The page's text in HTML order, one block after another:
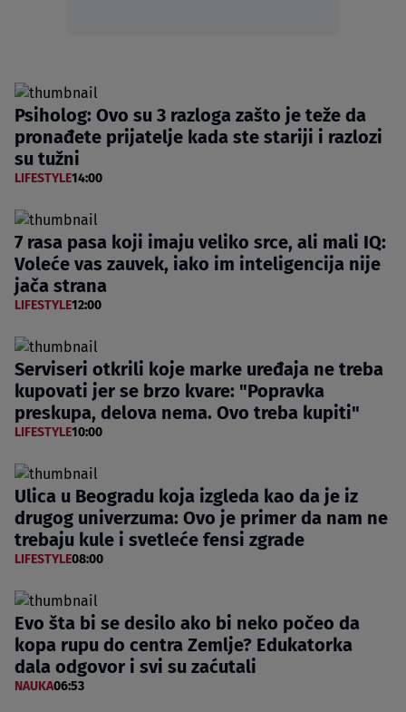
Psiholog: Ovo su 3 razloga zašto je teže da
pronađete prijatelje kada ste stariji i razlozi
su tužni
LIFESTYLE14:00
7 rasa pasa koji imaju veliko srce, ali mali IQ:
Voleće vas zauvek, iako im inteligencija nije
jača strana
LIFESTYLE12:00
Serviseri otkrili koje marke uređaja ne treba
kupovati jer se brzo kvare: "Popravka
preskupa, delova nema. Ovo treba kupiti"
LIFESTYLE10:00
Ulica u Beogradu koja izgleda kao da je iz
drugog univerzuma: Ovo je primer da nam ne
trebaju kule i svetleće fensi zgrade
LIFESTYLE08:00
Evo šta bi se desilo ako bi neko počeo da
kopa rupu do centra Zemlje? Edukatorka
dala odgovor i svi su zaćutali
NAUKA06:53